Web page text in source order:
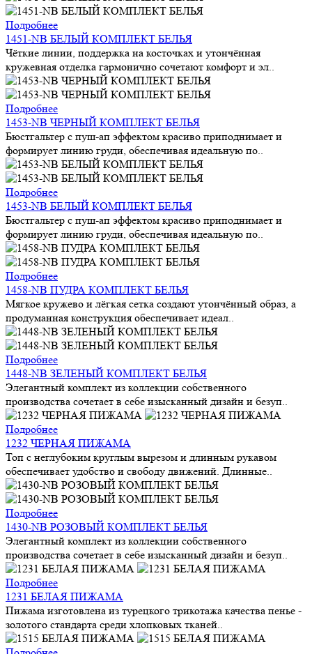
Подробнее
1451-NB БЕЛЫЙ КОМПЛЕКТ БЕЛЬЯ
Чёткие линии, поддержка на косточках и утончённая
кружевная отделка гармонично сочетают комфорт и эл..
Подробнее
1453-NB ЧЕРНЫЙ КОМПЛЕКТ БЕЛЬЯ
Бюстгальтер с пуш-ап эффектом красиво приподнимает и
формирует линию груди, обеспечивая идеальную по..
Подробнее
1453-NB БЕЛЫЙ КОМПЛЕКТ БЕЛЬЯ
Бюстгальтер с пуш-ап эффектом красиво приподнимает и
формирует линию груди, обеспечивая идеальную по..
Подробнее
1458-NB ПУДРА КОМПЛЕКТ БЕЛЬЯ
Мягкое кружево и лёгкая сетка создают утончённый образ, а
продуманная конструкция обеспечивает идеал..
Подробнее
1448-NB ЗЕЛЕНЫЙ КОМПЛЕКТ БЕЛЬЯ
Элегантный комплект из коллекции собственного
производства сочетает в себе изысканный дизайн и безуп..
Подробнее
1232 ЧЕРНАЯ ПИЖАМА
Топ с неглубоким круглым вырезом и длинным рукавом
обеспечивает удобство и свободу движений. Длинные..
Подробнее
1430-NB РОЗОВЫЙ КОМПЛЕКТ БЕЛЬЯ
Элегантный комплект из коллекции собственного
производства сочетает в себе изысканный дизайн и безуп..
Подробнее
1231 БЕЛАЯ ПИЖАМА
Пижама изготовлена из турецкого трикотажа качества пенье -
золотого стандарта среди хлопковых тканей..